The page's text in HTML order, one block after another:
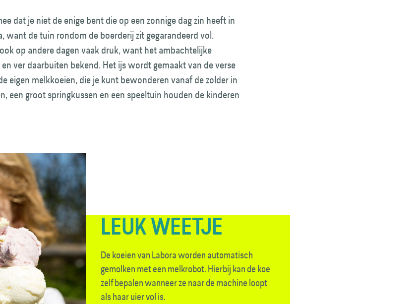
dat je niet de enige bent die op een zonnige dag zin heeft in
want de tuin rondom de boerderij zit gegarandeerd vol.
op andere dagen vaak druk, want het ambachtelijke
en ver daarbuiten bekend. Het ijs wordt gemaakt van de verse
eigen melkkoeien, die je kunt bewonderen vanaf de zolder in
een groot springkussen en een speeltuin houden de kinderen
LEUK WEETJE
De koeien van Labora worden automatisch
gemolken met een melkrobot. Hierbij kan de koe
zelf bepalen wanneer ze naar de machine loopt
als haar uier vol is.